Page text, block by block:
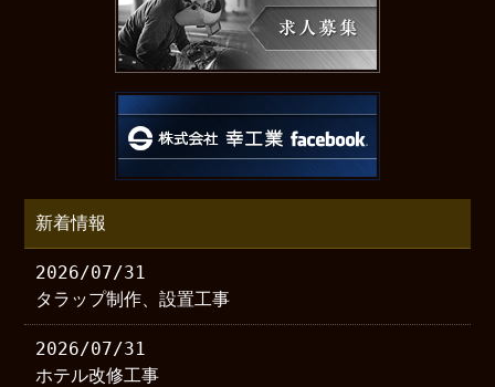
新着情報
2026/07/31
タラップ制作、設置工事
2026/07/31
ホテル改修工事